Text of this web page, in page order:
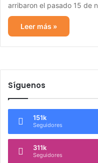
arribaron el pasado 15 de
Leer más »
Síguenos
151k
Seguidores
311k
Seguidores